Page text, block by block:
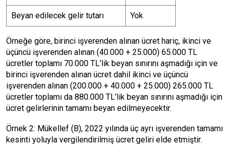
Beyan edilecek gelir tutarı Yok
Örneğe göre, birinci işverenden alınan ücret hariç, ikinci ve
üçüncü işverenden alınan (40.000 + 25.000) 65.000 TL
ücretler toplamı 70.000 TL’lik beyan sınırını aşmadığı için ve
birinci işverenden alınan ücret dahil ikinci ve üçüncü
işverenden alınan (200.000 + 40.000 + 25.000) 265.000 TL
ücretler toplamı da 880.000 TL’lik beyan sınırını aşmadığı için
ücret gelirlerinin tamamı beyan edilmeyecektir.
Örnek 2: Mükellef (B), 2022 yılında üç ayrı işverenden tamamı
kesinti yoluyla vergilendirilmiş ücret geliri elde etmiştir.